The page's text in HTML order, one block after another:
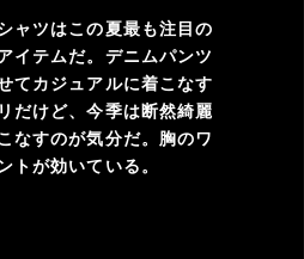
ャツはこの夏最も注目の
イテムだ。デニムパンツ
てカジュアルに着こなす
だけど、今季は断然綺麗
なすのが気分だ。胸のワ
トが効いている。